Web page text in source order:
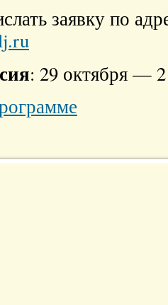
заявку по
: 29 октября —